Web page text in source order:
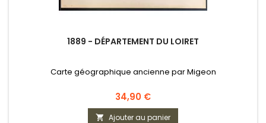
1889 - DÉPARTEMENT DU LOIRET
Carte géographique ancienne par Migeon
Prix
34,90 €
 Ajouter au panier